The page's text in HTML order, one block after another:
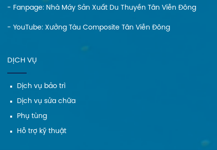
- Fanpage: Nhà Máy Sản Xuất Du Thuyền Tân Viễn Đông
- YouTube: Xưởng Tàu Composite Tân Viễn Đông
DỊCH VỤ
Dịch vụ bảo trì
Dịch vụ sửa chữa
Phụ tùng
Hỗ trợ kỹ thuật